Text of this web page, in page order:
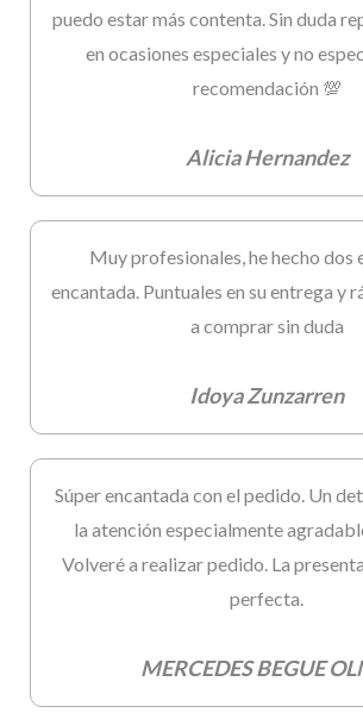
puedo estar más contenta. Sin duda
en ocasiones especiales y no
recomendación 💯
Alicia Hernandez
Muy profesionales, he hecho dos
encantada. Puntuales en su entrega y
a comprar sin duda
Idoya Zunzarren
Súper encantada con el pedido. Un
la atención especialmente
Volveré a realizar pedido. La
perfecta.
MERCEDES BEGUE